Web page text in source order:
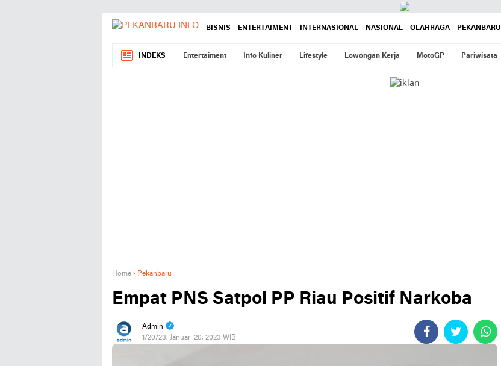
BISNIS ENTERTAIMENT INTERNASIONAL NASIONAL OLAHRAGA PEKANBARU
INDEKS Entertaiment Info Kuliner Lifestyle Lowongan Kerja MotoGP Pariwisata
Home › Pekanbaru
Empat PNS Satpol PP Riau Positif Narkoba
Admin
1/20/23, Januari 20, 2023 WIB